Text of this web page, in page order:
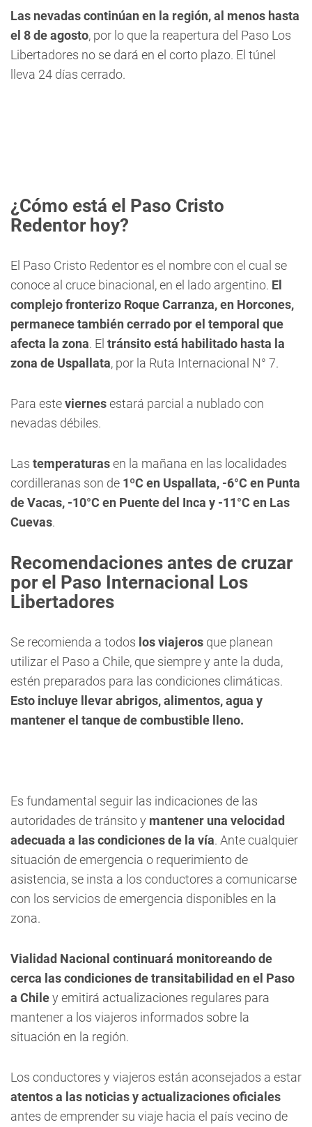
Las nevadas continúan en la región, al menos hasta
el 8 de agosto, por lo que la reapertura del Paso Los
Libertadores no se dará en el corto plazo. El túnel
lleva 24 días cerrado.
¿Cómo está el Paso Cristo
Redentor hoy?
El Paso Cristo Redentor es el nombre con el cual se
conoce al cruce binacional, en el lado argentino. El
complejo fronterizo Roque Carranza, en Horcones,
permanece también cerrado por el temporal que
afecta la zona. El tránsito está habilitado hasta la
zona de Uspallata, por la Ruta Internacional N° 7.
Para esteviernesestará parcial a nublado con
nevadas débiles.
Las temperaturasen la mañana en las localidades
cordilleranas son de 1ºC en Uspallata, -6°C en Punta
de Vacas, -10°C en Puente del Inca y -11°C en Las
Cuevas.
Recomendaciones antes de cruzar
por el Paso Internacional Los
Libertadores
Se recomienda a todos los viajeros que planean
utilizar el Paso a Chile, que siempre y ante la duda,
estén preparados para las condiciones climáticas.
Esto incluye llevar abrigos, alimentos, agua y
mantener el tanque de combustible lleno.
Es fundamental seguir las indicaciones de las
autoridades de tránsito y mantener una velocidad
adecuada a las condiciones de la vía. Ante cualquier
situación de emergencia o requerimiento de
asistencia, se insta a los conductores a comunicarse
con los servicios de emergencia disponibles en la
zona.
Vialidad Nacional continuará monitoreando de
cerca las condiciones de transitabilidad en el Paso
a Chiley emitirá actualizaciones regulares para
mantener a los viajeros informados sobre la
situación en la región.
Los conductores y viajeros están aconsejados a estar
atentos a las noticias y actualizaciones oficiales
antes de emprender su viaje hacia el país vecino de